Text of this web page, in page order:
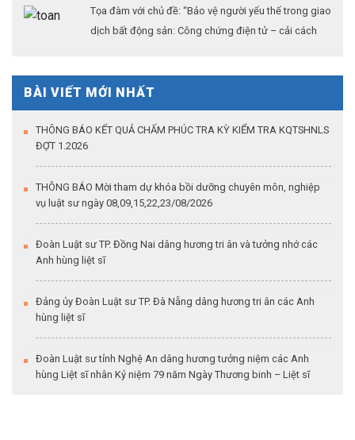
Tọa đàm với chủ đề: “Bảo vệ người yếu thế trong giao
dịch bất động sản: Công chứng điện tử – cải cách
BÀI VIẾT MỚI NHẤT
THÔNG BÁO KẾT QUẢ CHẤM PHÚC TRA KỲ KIỂM TRA KQTSHNLS
ĐỢT 1.2026
THÔNG BÁO Mời tham dự khóa bồi dưỡng chuyên môn, nghiệp
vụ luật sư ngày 08,09,15,22,23/08/2026
Đoàn Luật sư TP. Đồng Nai dâng hương tri ân và tưởng nhớ các
Anh hùng liệt sĩ
Đảng ủy Đoàn Luật sư TP. Đà Nẵng dâng hương tri ân các Anh
hùng liệt sĩ
Đoàn Luật sư tỉnh Nghệ An dâng hương tưởng niệm các Anh
hùng Liệt sĩ nhân Kỷ niệm 79 năm Ngày Thương binh – Liệt sĩ